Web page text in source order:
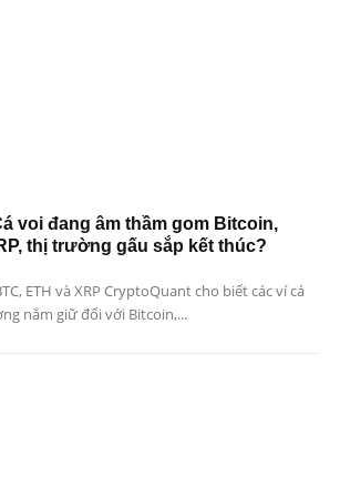
voi đang âm thầm gom Bitcoin,
thị trường gấu sắp kết thúc?
ETH và XRP CryptoQuant cho biết các ví cá
nắm giữ đối với Bitcoin,...